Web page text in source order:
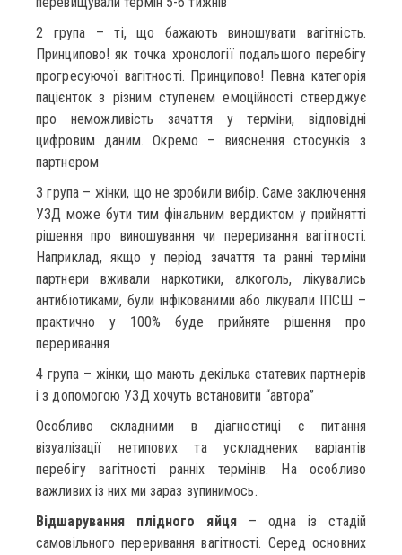
2 група – ті, що бажають виношувати вагітність.
Принципово! як точка хронології подальшого перебігу
прогресуючої вагітності. Принципово! Певна категорія
пацієнток з різним ступенем емоційності стверджує
про неможливість зачаття у терміни, відповідні
цифровим даним. Окремо – вияснення стосунків з
партнером
3 група – жінки, що не зробили вибір. Саме заключення
УЗД може бути тим фінальним вердиктом у прийнятті
рішення про виношування чи переривання вагітності.
Наприклад, якщо у період зачаття та ранні терміни
партнери вживали наркотики, алкоголь, лікувались
антибіотиками, були інфікованими або лікували ІПСШ –
практично у 100% буде прийняте рішення про
переривання
4 група – жінки, що мають декілька статевих партнерів
і з допомогою УЗД хочуть встановити “автора”
Особливо складними в діагностиці є питання
візуалізації нетипових та ускладнених варіантів
перебігу вагітності ранніх термінів. На особливо
важливих із них ми зараз зупинимось.
Відшарування плідного яйця– одна із стадій
самовільного переривання вагітності. Серед основних